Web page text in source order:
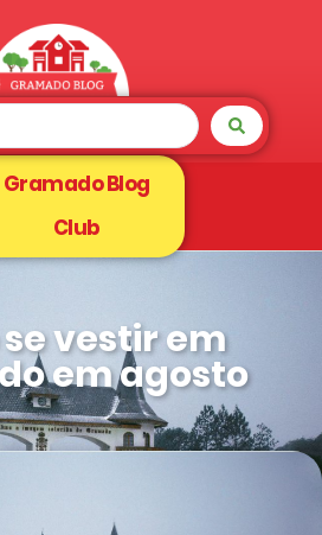
Gramado Blog
Club
vestir em
em agosto